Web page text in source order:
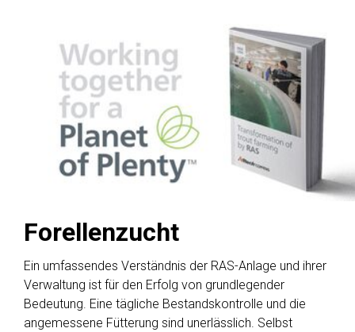
Forellenzucht
Ein umfassendes Verständnis der RAS-Anlage und ihrer
Verwaltung ist für den Erfolg von grundlegender
Bedeutung. Eine tägliche Bestandskontrolle und die
angemessene Fütterung sind unerlässlich. Selbst